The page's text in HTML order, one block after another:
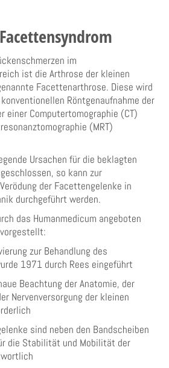
im
ist die Arthrose der kleinen
Facettenarthrose. Diese wird
Röntgenaufnahme der
einer Computertomographie (CT)
(MRT)
Ursachen für die beklagten
so kann zur
der Facettengelenke in
durchgeführt werden.
das Humanmedicum angeboten
zur Behandlung des
1971 durch Rees eingeführt
Beachtung der Anatomie, der
Nervenversorgung der kleinen
sind neben den Bandscheiben
die Stabilität und Mobilität der